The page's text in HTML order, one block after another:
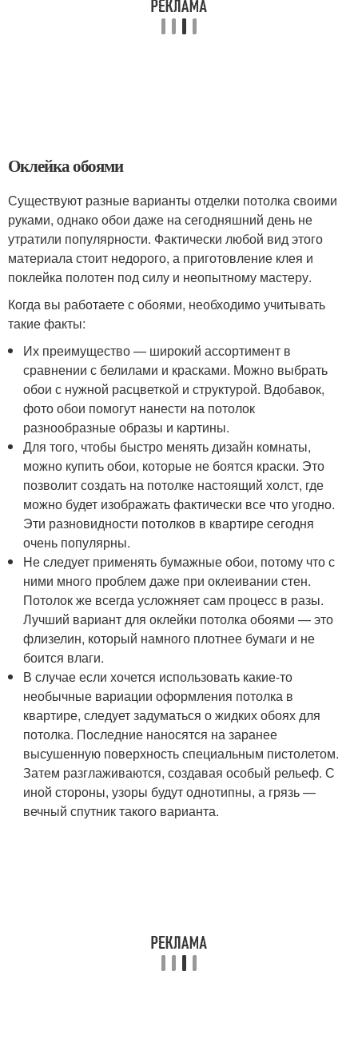
Оклейка обоями
Существуют разные варианты отделки потолка своими
руками, однако обои даже на сегодняшний день не
утратили популярности. Фактически любой вид этого
материала стоит недорого, а приготовление клея и
поклейка полотен под силу и неопытному мастеру.
Когда вы работаете с обоями, необходимо учитывать
такие факты:
Их преимущество — широкий ассортимент в
сравнении с белилами и красками. Можно выбрать
обои с нужной расцветкой и структурой. Вдобавок,
фото обои помогут нанести на потолок
разнообразные образы и картины.
Для того, чтобы быстро менять дизайн комнаты,
можно купить обои, которые не боятся краски. Это
позволит создать на потолке настоящий холст, где
можно будет изображать фактически все что угодно.
Эти разновидности потолков в квартире сегодня
очень популярны.
Не следует применять бумажные обои, потому что с
ними много проблем даже при оклеивании стен.
Потолок же всегда усложняет сам процесс в разы.
Лучший вариант для оклейки потолка обоями — это
флизелин, который намного плотнее бумаги и не
боится влаги.
В случае если хочется использовать какие-то
необычные вариации оформления потолка в
квартире, следует задуматься о жидких обоях для
потолка. Последние наносятся на заранее
высушенную поверхность специальным пистолетом.
Затем разглаживаются, создавая особый рельеф. С
иной стороны, узоры будут однотипны, а грязь —
вечный спутник такого варианта.